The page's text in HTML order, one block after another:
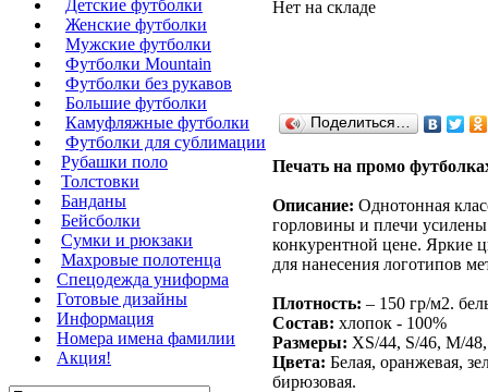
Детские футболки
Женские футболки
Мужские футболки
Футболки Mountain
Футболки без рукавов
Большие футболки
Камуфляжные футболки
Футболки для сублимации
Рубашки поло
Толстовки
Банданы
Бейсболки
Сумки и рюкзаки
Махровые полотенца
Cпецодежда униформа
Готовые дизайны
Информация
Номера имена фамилии
Акция!
Нет на складе
Поделиться…
Печать на промо
Описание: Однотонная
горловины и плечи усилены
конкурентной цене. Яркие
для нанесения логотипов
Плотность: – 150 гр/м2.
Состав: хлопок - 100%
Размеры: XS/44, S/46, M/
Цвета: Белая, оранжевая,
бирюзовая.